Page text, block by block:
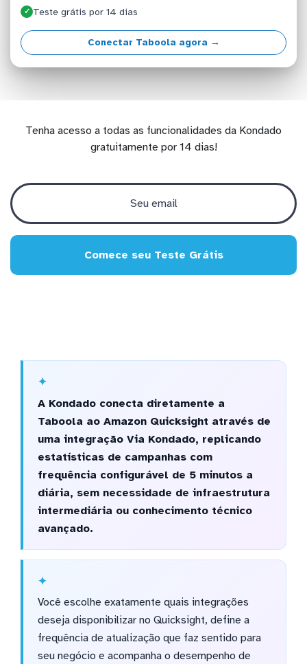
✓ Teste grátis por 14 dias
Conectar Taboola agora →
Tenha acesso a todas as funcionalidades da Kondado
gratuitamente por 14 dias!
Comece seu Teste Grátis
A Kondado conecta diretamente a
Taboola ao Amazon Quicksight através de
uma integração Via Kondado, replicando
estatísticas de campanhas com
frequência configurável de 5 minutos a
diária, sem necessidade de infraestrutura
intermediária ou conhecimento técnico
avançado.
Você escolhe exatamente quais integrações
deseja disponibilizar no Quicksight, define a
frequência de atualização que faz sentido para
seu negócio e acompanha o desempenho de